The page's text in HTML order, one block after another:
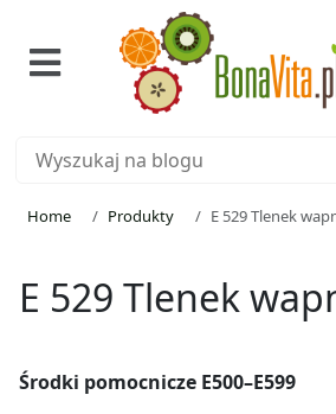
Home Produkty E 529 Tlenek
E 529 Tlenek
Środki pomocnicze E500–E599